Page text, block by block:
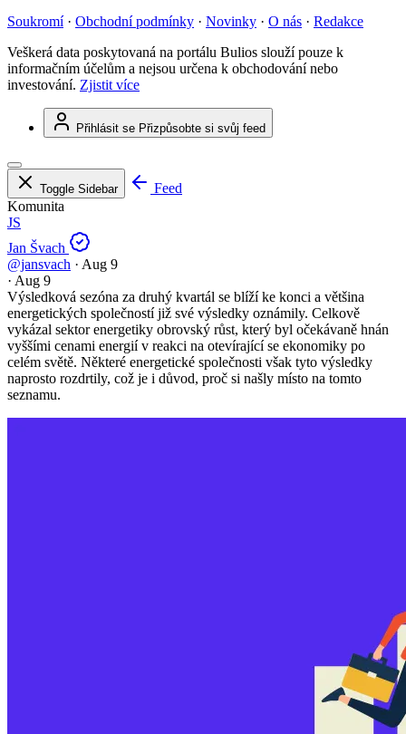
Soukromí · Obchodní podmínky · Novinky · O nás · Redakce
Veškerá data poskytovaná na portálu Bulios slouží pouze k
informačním účelům a nejsou určena k obchodování nebo
investování. Zjistit více
Přihlásit se Přizpůsobte si svůj feed
Toggle Sidebar
Feed
Komunita
JS
Jan Švach
@jansvach · Aug 9
· Aug 9
Výsledková sezóna za druhý kvartál se blíží ke konci a většina
energetických společností již své výsledky oznámily. Celkově
vykázal sektor energetiky obrovský růst, který byl očekávaně hnán
vyššími cenami energií v reakci na otevírající se ekonomiky po
celém světě. Některé energetické společnosti však tyto výsledky
naprosto rozdrtily, což je i důvod, proč si našly místo na tomto
seznamu.